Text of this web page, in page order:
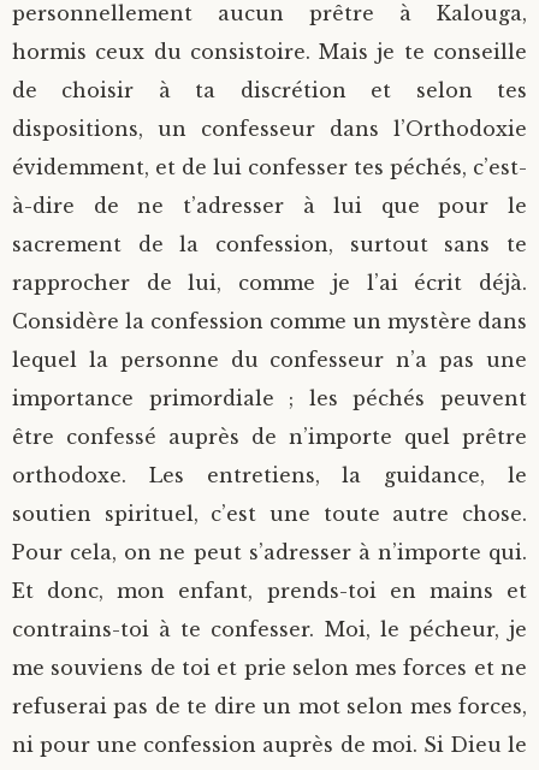
personnellement aucun prêtre à Kalouga,
hormis ceux du consistoire. Mais je te conseille
de choisir à ta discrétion et selon tes
dispositions, un confesseur dans l’Orthodoxie
évidemment, et de lui confesser tes péchés, c’est-
à-dire de ne t’adresser à lui que pour le
sacrement de la confession, surtout sans te
rapprocher de lui, comme je l’ai écrit déjà.
Considère la confession comme un mystère dans
lequel la personne du confesseur n’a pas une
importance primordiale ; les péchés peuvent
être confessé auprès de n’importe quel prêtre
orthodoxe. Les entretiens, la guidance, le
soutien spirituel, c’est une toute autre chose.
Pour cela, on ne peut s’adresser à n’importe qui.
Et donc, mon enfant, prends-toi en mains et
contrains-toi à te confesser. Moi, le pécheur, je
me souviens de toi et prie selon mes forces et ne
refuserai pas de te dire un mot selon mes forces,
ni pour une confession auprès de moi. Si Dieu le